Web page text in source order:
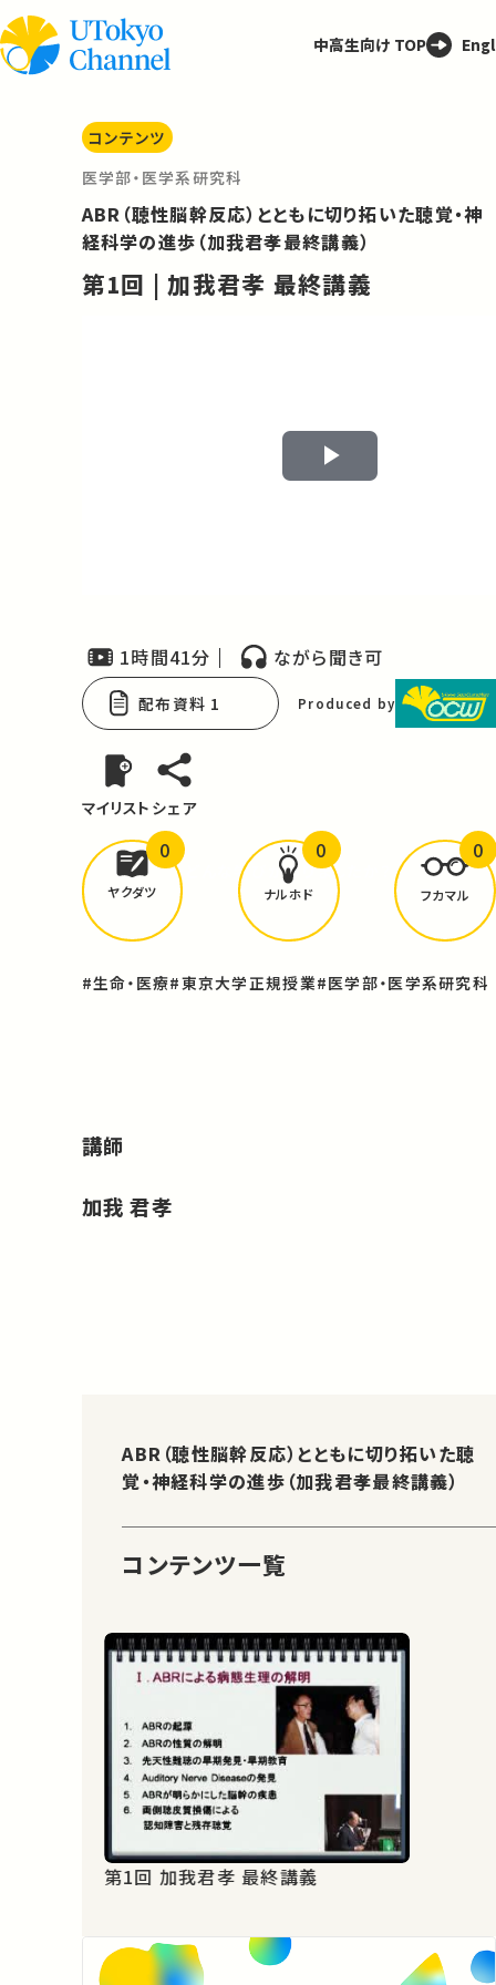
中高生向け TOP
コンテンツ
医学部・医学系研究科
ABR（聴性脳幹反応）とともに切り拓いた聴覚・神
経科学の進歩（加我君孝最終講義）
第1回 | 加我君孝 最終講義
Play
1時間41分 ながら聞き可
配布資料 1 Produced by
マイリスト シェア
どんな学びがありましたか？
ヤクダツ
0
ナルホド
0
フカマル
0
#生命・医療#東京大学正規授業#医学部・医学系研究科
講師
加我 君孝
ABR（聴性脳幹反応）とともに切り拓いた聴
覚・神経科学の進歩（加我君孝最終講義）
コンテンツ一覧
第1回 加我君孝 最終講義